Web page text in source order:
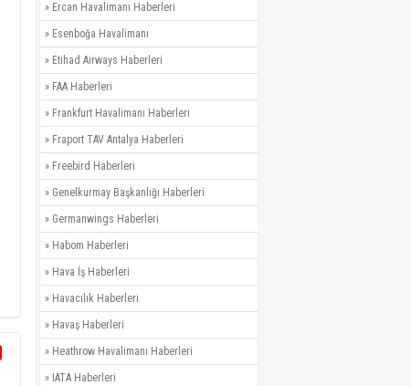
» Ercan Havalimanı Haberleri
» Esenboğa Havalimanı
» Etihad Airways Haberleri
» FAA Haberleri
» Frankfurt Havalimanı Haberleri
» Fraport TAV Antalya Haberleri
» Freebird Haberleri
» Genelkurmay Başkanlığı Haberleri
» Germanwings Haberleri
» Habom Haberleri
» Hava İş Haberleri
» Havacılık Haberleri
» Havaş Haberleri
» Heathrow Havalimanı Haberleri
» IATA Haberleri